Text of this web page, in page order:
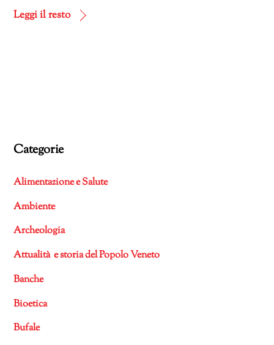
corso…
Leggi il resto
Categorie
Alimentazione e Salute
Ambiente
Archeologia
Attualità e storia del Popolo Veneto
Banche
Bioetica
Bufale